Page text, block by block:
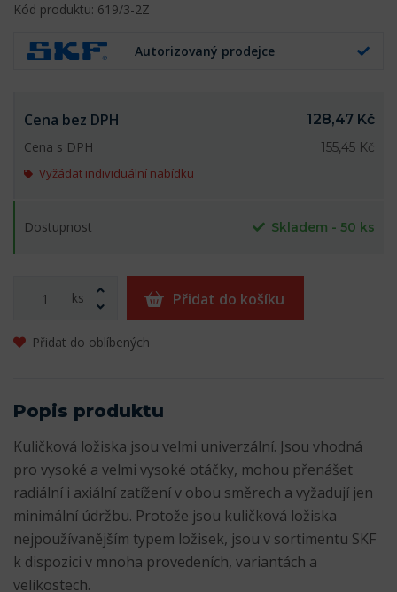
Kód produktu: 619/3-2Z
Autorizovaný prodejce
Cena bez DPH
128,47 Kč
Cena s DPH
155,45 Kč
Vyžádat individuální nabídku
Dostupnost Skladem - 50 ks
ks Přidat do košíku
Přidat do oblíbených
Popis produktu
Kuličková ložiska jsou velmi univerzální. Jsou vhodná
pro vysoké a velmi vysoké otáčky, mohou přenášet
radiální i axiální zatížení v obou směrech a vyžadují jen
minimální údržbu. Protože jsou kuličková ložiska
nejpoužívanějším typem ložisek, jsou v sortimentu SKF
k dispozici v mnoha provedeních, variantách a
velikostech.